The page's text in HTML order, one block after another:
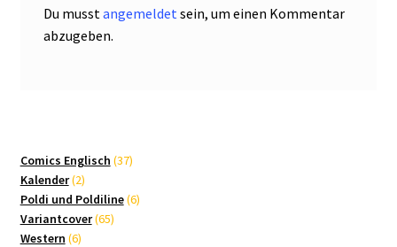
Du musstangemeldetsein, um einen Kommentar
abzugeben.
Comics Englisch 3737
Kalender 22
Produkte
Poldi und Poldiline 66
Variantcover 6565
Western 66